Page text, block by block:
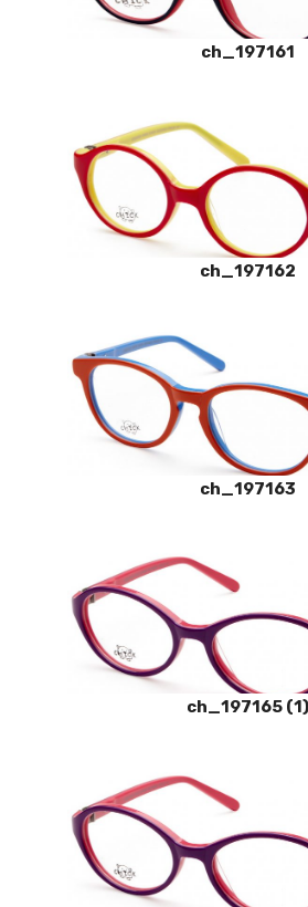
ch_197161
ch_197162
ch_197163
ch_197165 (1)